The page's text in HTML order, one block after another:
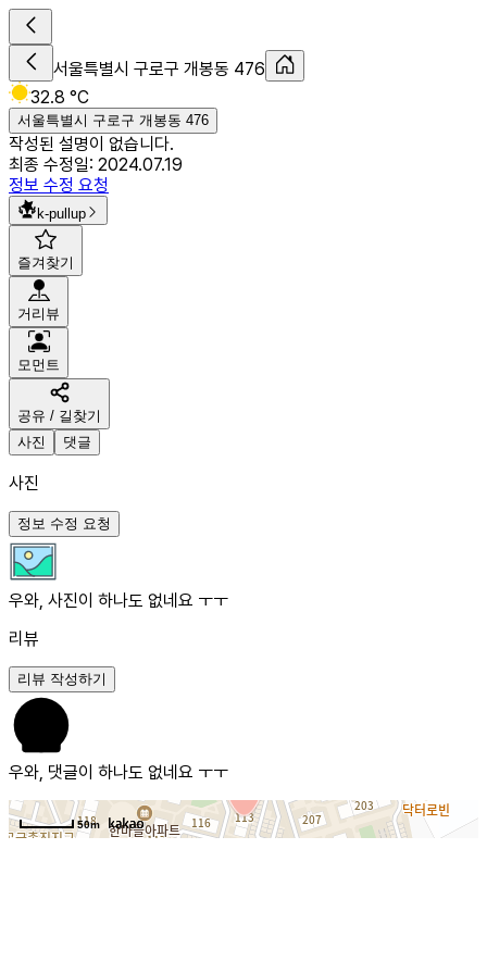
서울특별시 구로구 개봉동 476
32.8 °C
서울특별시 구로구 개봉동 476
작성된 설명이 없습니다.
최종 수정일: 2024.07.19
정보 수정 요청
k-pullup
즐겨찾기
거리뷰
모먼트
공유 / 길찾기
사진
댓글
사진
정보 수정 요청
우와, 사진이 하나도 없네요 ㅜㅜ
리뷰
리뷰 작성하기
우와, 댓글이 하나도 없네요 ㅜㅜ
50m